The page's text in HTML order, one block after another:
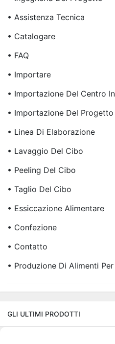
• Assistenza Tecnica
• Catalogare
• FAQ
• Importare
• Importazione Del Centro
• Importazione Del Progetto
• Linea Di Elaborazione
• Lavaggio Del Cibo
• Peeling Del Cibo
• Taglio Del Cibo
• Essiccazione Alimentare
• Confezione
• Contatto
• Produzione Di Alimenti
GLI ULTIMI PRODOTTI